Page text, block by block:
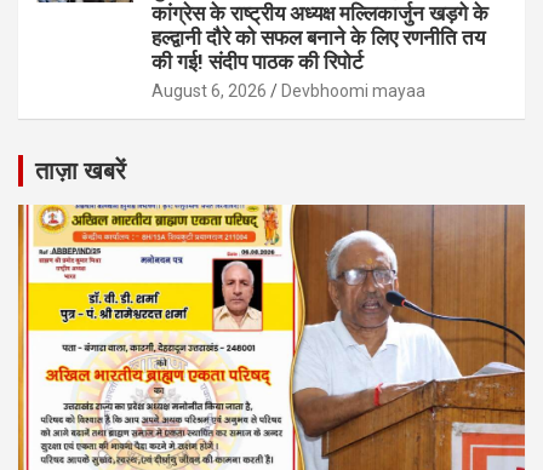
कांग्रेस के राष्ट्रीय अध्यक्ष मल्लिकार्जुन खड़गे के
हल्द्वानी दौरे को सफल बनाने के लिए रणनीति तय
की गई! संदीप पाठक की रिपोर्ट
August 6, 2026 Devbhoomi mayaa
ताज़ा खबरें